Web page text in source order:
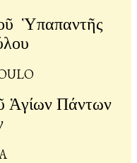
Ὑπαπαντῆς
Ἁγίων Πάντων